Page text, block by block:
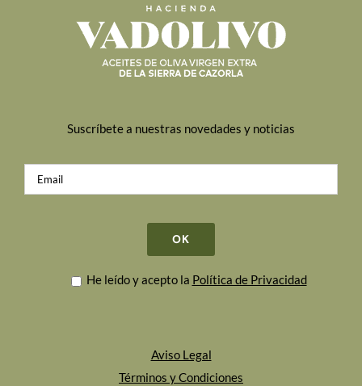
Suscríbete a nuestras novedades y noticias
He leído y acepto la Política de Privacidad
Aviso Legal
Términos y Condiciones